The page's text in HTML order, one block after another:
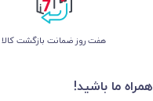
هفت روز ضمانت بازگشت کالا
همراه ما باشید!